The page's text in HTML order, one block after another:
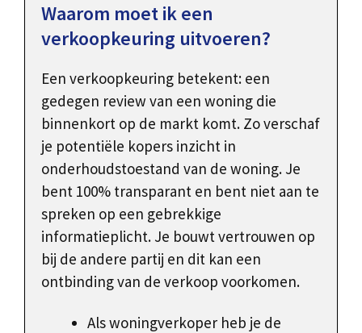
Waarom moet ik een
verkoopkeuring uitvoeren?
Een verkoopkeuring betekent: een
gedegen review van een woning die
binnenkort op de markt komt. Zo verschaf
je potentiële kopers inzicht in
onderhoudstoestand van de woning. Je
bent 100% transparant en bent niet aan te
spreken op een gebrekkige
informatieplicht. Je bouwt vertrouwen op
bij de andere partij en dit kan een
ontbinding van de verkoop voorkomen.
Als woningverkoper heb je de